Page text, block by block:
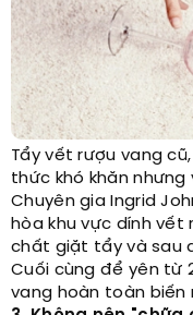
Tẩy vết rượu vang
thức khó khăn nhưng
Chuyên gia Ingrid
hòa khu vực dính
chất giặt tẩy và sau
Cuối cùng để yên từ
vang hoàn toàn biến